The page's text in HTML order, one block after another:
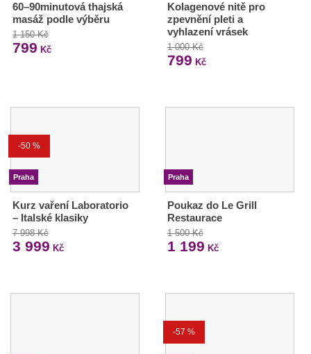
60–90minutová thajská
masáž podle výběru
1 150 Kč
799 Kč
Kolagenové nitě pro
zpevnění pleti a
vyhlazení vrásek
1 000 Kč
799 Kč
-50 %
Praha
Kurz vaření Laboratorio
– Italské klasiky
7 998 Kč
3 999 Kč
Praha
Poukaz do Le Grill
Restaurace
1 500 Kč
1 199 Kč
-57 %